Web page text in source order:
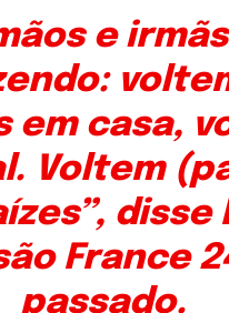
e
em casa,
Voltem
disse
France
passado.